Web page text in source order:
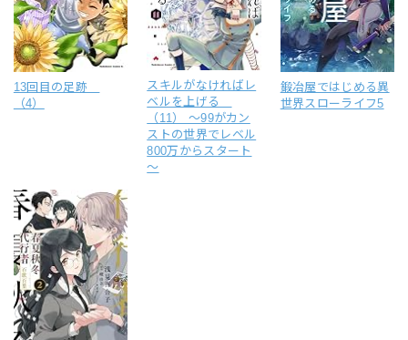
13回目の足跡
（4）
スキルがなければレ
ベルを上げる
（11） ～99がカン
ストの世界でレベル
800万からスタート
～
鍛冶屋ではじめる異
世界スローライフ5